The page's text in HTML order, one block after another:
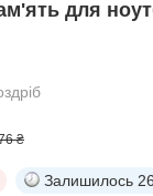
для
₴
Залишилось